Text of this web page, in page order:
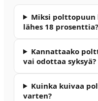
Miksi polttopuun
lähes 18 prosenttia?
Kannattaako
vai odottaa syksyä?
Kuinka kuivaa
varten?